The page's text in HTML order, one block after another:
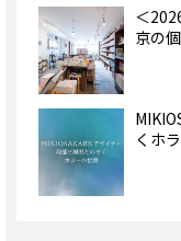
＜
京の
くホ